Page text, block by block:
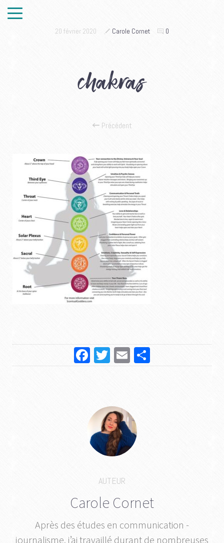
20 février 2020 Carole Cornet 0
chakras
Précédent
Facebook
Twitter
Email
AUTEUR
Carole Cornet
Après des études en communication -
journalisme, j’ai travaillé durant de nombreuses